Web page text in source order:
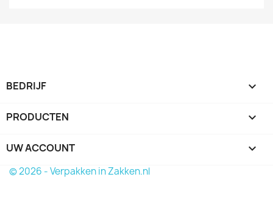
BEDRIJF 
PRODUCTEN 
UW ACCOUNT 
© 2026 - Verpakken in Zakken.nl